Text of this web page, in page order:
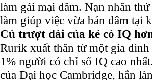
làm gái mại dâm. Nạn nhân
làm giúp việc vừa bán dâm tại
Cú trượt dài của kẻ có IQ
Rurik xuất thân từ một gia
1% người có chỉ số IQ cao
của Đại học Cambridge, hắn